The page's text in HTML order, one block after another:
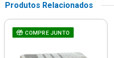
Produtos Relacionados
COMPRE JUNTO